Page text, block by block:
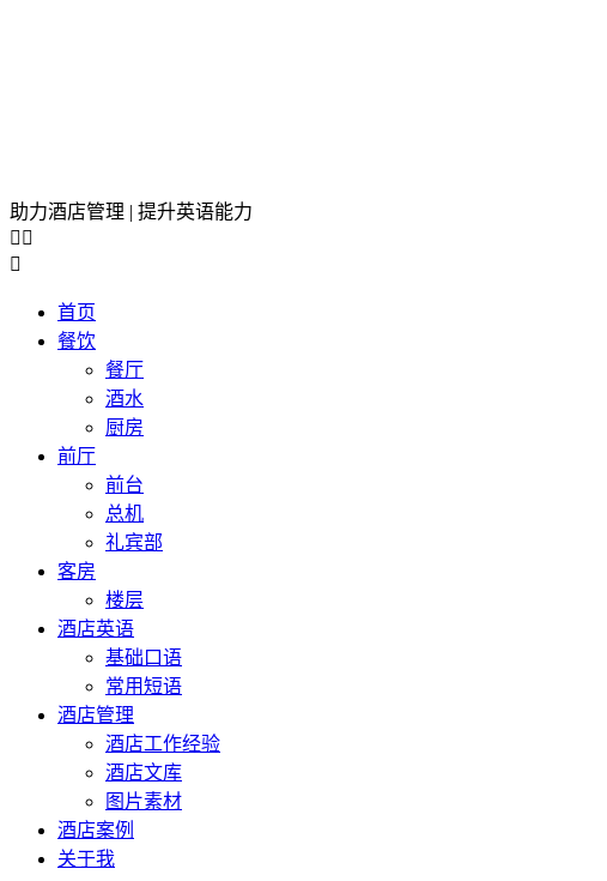
助力酒店管理 | 提升英语能力
 

首页
餐饮
餐厅
酒水
厨房
前厅
前台
总机
礼宾部
客房
楼层
酒店英语
基础口语
常用短语
酒店管理
酒店工作经验
酒店文库
图片素材
酒店案例
关于我